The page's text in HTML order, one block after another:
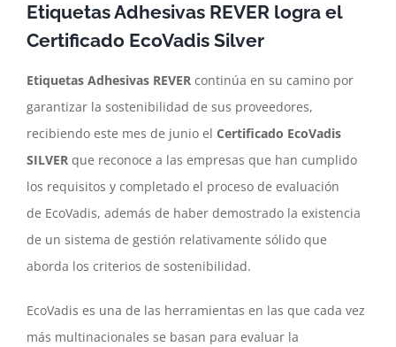
Etiquetas Adhesivas REVER logra el
Certificado EcoVadis Silver
Etiquetas Adhesivas REVER continúa en su camino por
garantizar la sostenibilidad de sus proveedores,
recibiendo este mes de junio el Certificado EcoVadis
SILVER que reconoce a las empresas que han cumplido
los requisitos y completado el proceso de evaluación
de EcoVadis, además de haber demostrado la existencia
de un sistema de gestión relativamente sólido que
aborda los criterios de sostenibilidad.
EcoVadis es una de las herramientas en las que cada vez
más multinacionales se basan para evaluar la